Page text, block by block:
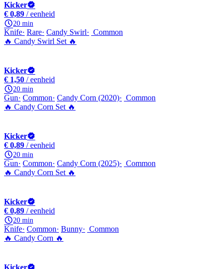
Kicker
€ 0,89 / eenheid
20 min
Knife Rare Candy Swirl
Common
🔥 Candy Swirl Set 🔥
Kicker
€ 1,50 / eenheid
20 min
Gun Common Candy Corn (2020)
Common
🔥 Candy Corn Set 🔥
Kicker
€ 0,89 / eenheid
20 min
Gun Common Candy Corn (2025)
Common
🔥 Candy Corn Set 🔥
Kicker
€ 0,89 / eenheid
20 min
Knife Common Bunny
Common
🔥 Candy Corn 🔥
Kicker